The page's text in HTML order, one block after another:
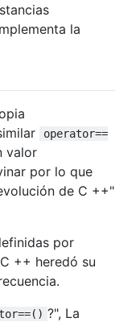
la
operator==
valor
por lo que
de C ++"
por
++ heredó su
?", La